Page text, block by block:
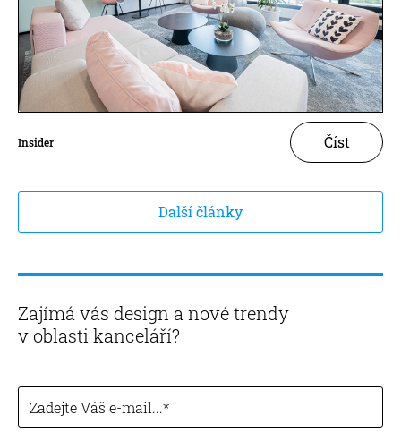
Insider Číst
Další články
Zajímá vás design a nové trendy
v oblasti kanceláří?
Zadejte Váš e-mail...